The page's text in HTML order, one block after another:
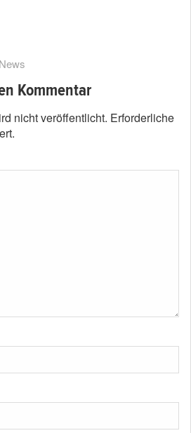
Kommentar
nicht veröffentlicht. Erforderliche